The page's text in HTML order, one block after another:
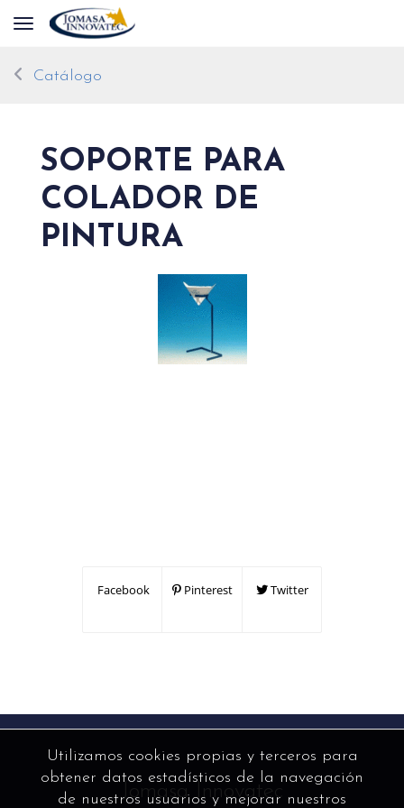
Toggle navigation
Catálogo
SOPORTE PARA
COLADOR DE
PINTURA
Facebook Pinterest Twitter
Jomasa Innovatec
Utilizamos cookies propias y terceros para
obtener datos estadísticos de la navegación
de nuestros usuarios y mejorar nuestros